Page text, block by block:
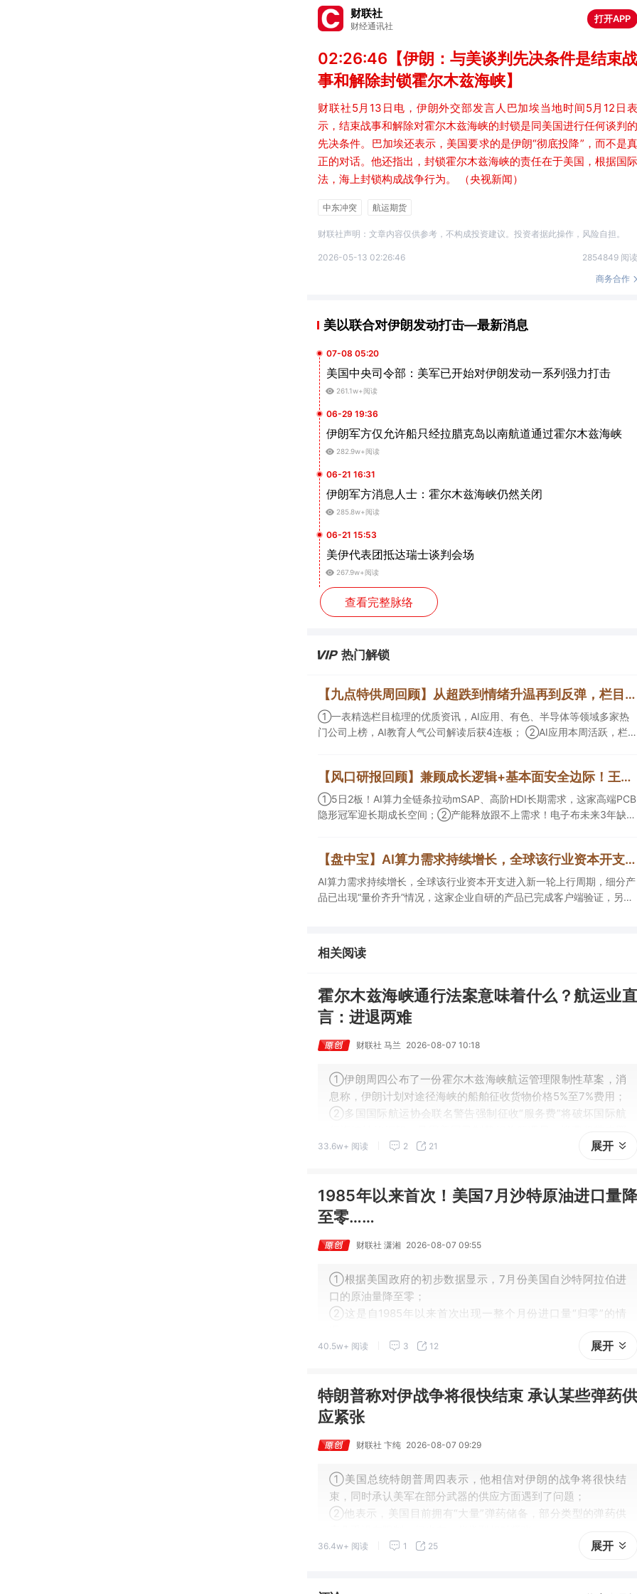
财联社
财经通讯社
打开APP
02:26:46【伊朗：与美谈判先决条件是结束战
事和解除封锁霍尔木兹海峡】
财联社5月13日电，伊朗外交部发言人巴加埃当地时间5月12日表
示，结束战事和解除对霍尔木兹海峡的封锁是同美国进行任何谈判的
先决条件。巴加埃还表示，美国要求的是伊朗“彻底投降”，而不是真
正的对话。他还指出，封锁霍尔木兹海峡的责任在于美国，根据国际
法，海上封锁构成战争行为。 （央视新闻）
中东冲突 航运期货
财联社声明：文章内容仅供参考，不构成投资建议。投资者据此操作，风险自担。
2026-05-13 02:26:46
2854849 阅读
商务合作
美以联合对伊朗发动打击—最新消息
07-08 05:20
美国中央司令部：美军已开始对伊朗发动一系列强力打击
261.1w+阅读
06-29 19:36
伊朗军方仅允许船只经拉腊克岛以南航道通过霍尔木兹海峡
282.9w+阅读
06-21 16:31
伊朗军方消息人士：霍尔木兹海峡仍然关闭
285.8w+阅读
06-21 15:53
美伊代表团抵达瑞士谈判会场
267.9w+阅读
查看完整脉络
热门解锁
【九点特供周回顾】从超跌到情绪升温再到反弹，栏目梳理AI应用题材逻辑，AI教育人气公司解读后获4连板
①一表精选栏目梳理的优质资讯，AI应用、有色、半导体等领域多家热
门公司上榜，AI教育人气公司解读后获4连板； ②AI应用本周活跃，栏目
提及2家核心公司双双涨停。
【风口研报回顾】兼顾成长逻辑+基本面安全边际！王牌自营前瞻覆盖“pcb+MLCC+电子布”，梳理AI产业链优质标的“深坑起跳”
①5日2板！AI算力全链条拉动mSAP、高阶HDI长期需求，这家高端PCB
隐形冠军迎长期成长空间；②产能释放跟不上需求！电子布未来3年缺口
王牌自营前瞻捕捉“预期差”，3日大涨26%。
【盘中宝】AI算力需求持续增长，全球该行业资本开支进入新一轮上行周期，细分产品已出现“量价齐升”情况，这家企业在手订单超百亿元
AI算力需求持续增长，全球该行业资本开支进入新一轮上行周期，细分产
品已出现“量价齐升”情况，这家企业自研的产品已完成客户端验证，另一
相关阅读
霍尔木兹海峡通行法案意味着什么？航运业直
言：进退两难
财联社 马兰 2026-08-07 10:18
①伊朗周四公布了一份霍尔木兹海峡航运管理限制性草案，消
息称，伊朗计划对途径海峡的船舶征收货物价格5%至7%费用；
②多国国际航运协会联名警告强制征收“服务费”将破坏国际航
重合规问题，导致船舶进退两难。
33.6w+ 阅读 2 21 展开
1985年以来首次！美国7月沙特原油进口量降
至零……
财联社 潇湘 2026-08-07 09:55
①根据美国政府的初步数据显示，7月份美国自沙特阿拉伯进
口的原油量降至零；
②这是自1985年以来首次出现一整个月份进口量“归零”的情
40.5w+ 阅读 3 12 展开
特朗普称对伊战争将很快结束 承认某些弹药供
应紧张
财联社 卞纯 2026-08-07 09:29
①美国总统特朗普周四表示，他相信对伊朗的战争将很快结
束，同时承认美军在部分武器的供应方面遇到了问题；
②他表示，美国目前拥有“大量”弹药储备，部分类型的弹药供
36.4w+ 阅读 1 25 展开